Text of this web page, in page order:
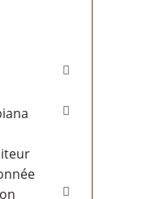


